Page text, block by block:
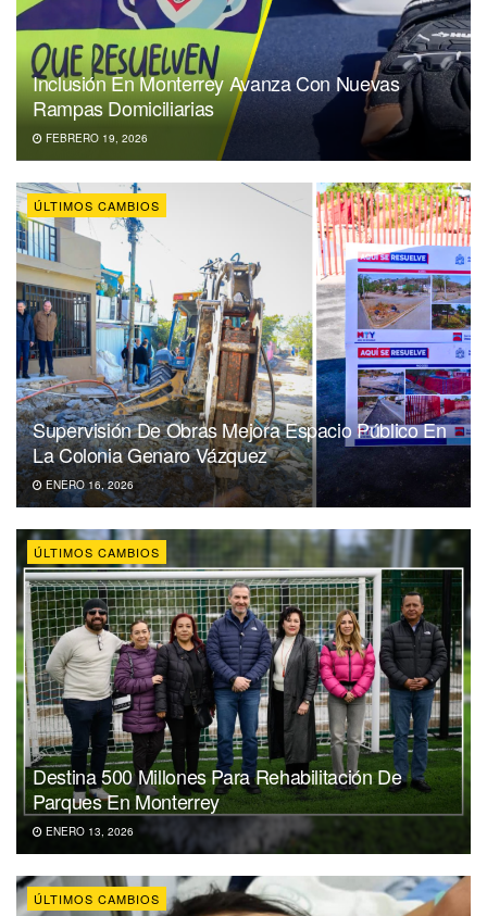
Inclusión En Monterrey Avanza Con Nuevas
Rampas Domiciliarias
FEBRERO 19, 2026
ÚLTIMOS CAMBIOS
Supervisión De Obras Mejora Espacio Público En
La Colonia Genaro Vázquez
ENERO 16, 2026
ÚLTIMOS CAMBIOS
Destina 500 Millones Para Rehabilitación De
Parques En Monterrey
ENERO 13, 2026
ÚLTIMOS CAMBIOS